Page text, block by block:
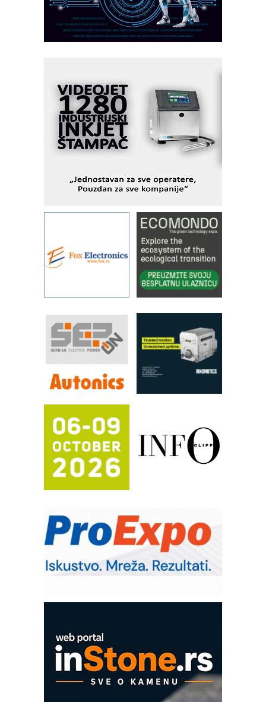
I.SAFE MOBILE revolucioniše
industrijsku automatizaciju
pionirskimmobile operator PANEL-OM
KIP KOP – napredna rešenja za
savremene industrijske i logističke
objekte
Alba d.o.o. – 35 godina preciznosti u
metrologiji i pametnim dozirnim
rešenjima
STAUFF – Komponente koje
sistema
YAMADA pumpe – japanska
pouzdanost u transferu fluida
Filtration Group Industrial – Napredna
rešenja za filtraciju u hidrauličkim i
procesnim sistemima
Art Utopia Studio – vizuelne priče
RILINEX kompanije Rittal
FANUC: Najbolje za vašu pametnu
automatizaciju
Efikasno upravljanje energijom
Automatizacija pakovanja · Display
Proizvodnja iC7 Hybrid 1500 VDC
mrežnog pretvarača sa tečnim
hlađenjem
Potpuna efikasnost bez složenih
sistema
IB BLUMENAUER - više od 40 godina
poverenja u industriji
RMQ-TITAN ADVANCED INDICATOR
– Pametna signalizacija za efikasnije
upravljanje mašinama
EVOKS Maintenance Management
ROSA i SCHUNK podižu proizvodnju
na viši nivo
Detekcija različitih oblika
MAREX - Lim i mašine za savremena